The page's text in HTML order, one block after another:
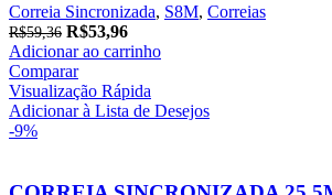
Correia Sincronizada, S8M, Correias
R$59,36 O
preço
original
era:
R$59,36.
R$53,96O
preço
é:
R$53,96.
Adicionar ao carrinho
Comparar
Visualização Rápida
Adicionar à Lista de Desejos
-9%